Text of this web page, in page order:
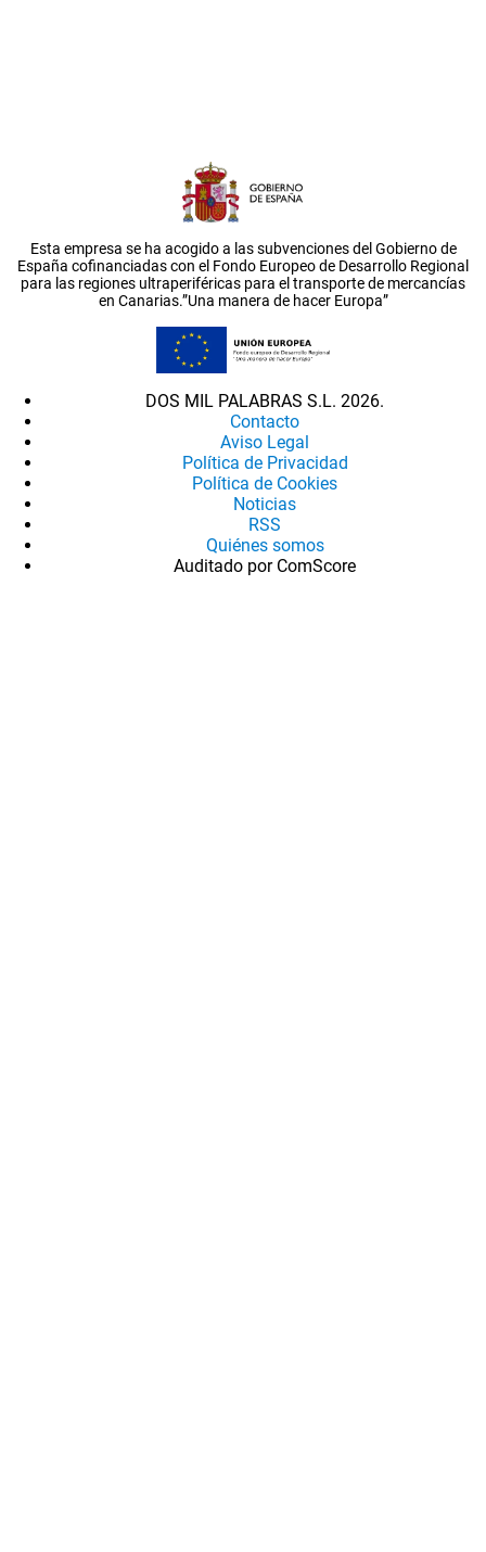
Esta empresa se ha acogido a las subvenciones del Gobierno de
España cofinanciadas con el Fondo Europeo de Desarrollo Regional
para las regiones ultraperiféricas para el transporte de mercancías
en Canarias.”Una manera de hacer Europa”
DOS MIL PALABRAS S.L. 2026.
Contacto
Aviso Legal
Política de Privacidad
Política de Cookies
Noticias
RSS
Quiénes somos
Auditado por ComScore